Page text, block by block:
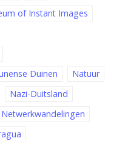
of Instant Images
Duinen
Natuur
Nazi-Duitsland
Netwerkwandelingen